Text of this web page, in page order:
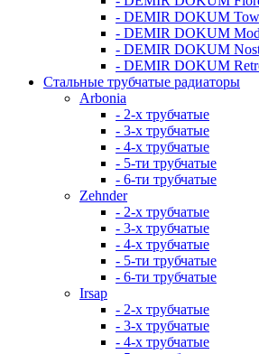
- DEMIR DOKUM
- DEMIR DOKUM
- DEMIR DOKUM
- DEMIR DOKUM
Стальные трубчатые радиаторы
Arbonia
- 2-х трубчатые
- 3-х трубчатые
- 4-х трубчатые
- 5-ти трубчатые
- 6-ти трубчатые
Zehnder
- 2-х трубчатые
- 3-х трубчатые
- 4-х трубчатые
- 5-ти трубчатые
- 6-ти трубчатые
Irsap
- 2-х трубчатые
- 3-х трубчатые
- 4-х трубчатые